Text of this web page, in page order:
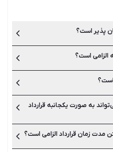
تجربه در امور رهن و اجاره خانه و
شما باشد.
پذیر است؟
به دو صورت تمدید دستی
الزامی است؟
پایان زمان آن انجام شود. بهتر
است؟
قرارداد اجاره نامه و اصل
به صورت یکجانبه قرارداد
از ارائه دلیل قانع کننده.
مدت زمان قرارداد الزامی است؟